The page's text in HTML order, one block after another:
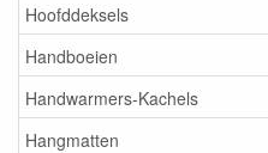
Hoofddeksels
Handboeien
Handwarmers-Kachels
Hangmatten